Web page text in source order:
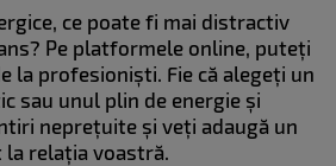
ce poate fi mai distractiv
Pe platformele online, puteți
la profesioniști. Fie că alegeți un
sau unul plin de energie și
neprețuite și veți adaugă un
relația voastră.